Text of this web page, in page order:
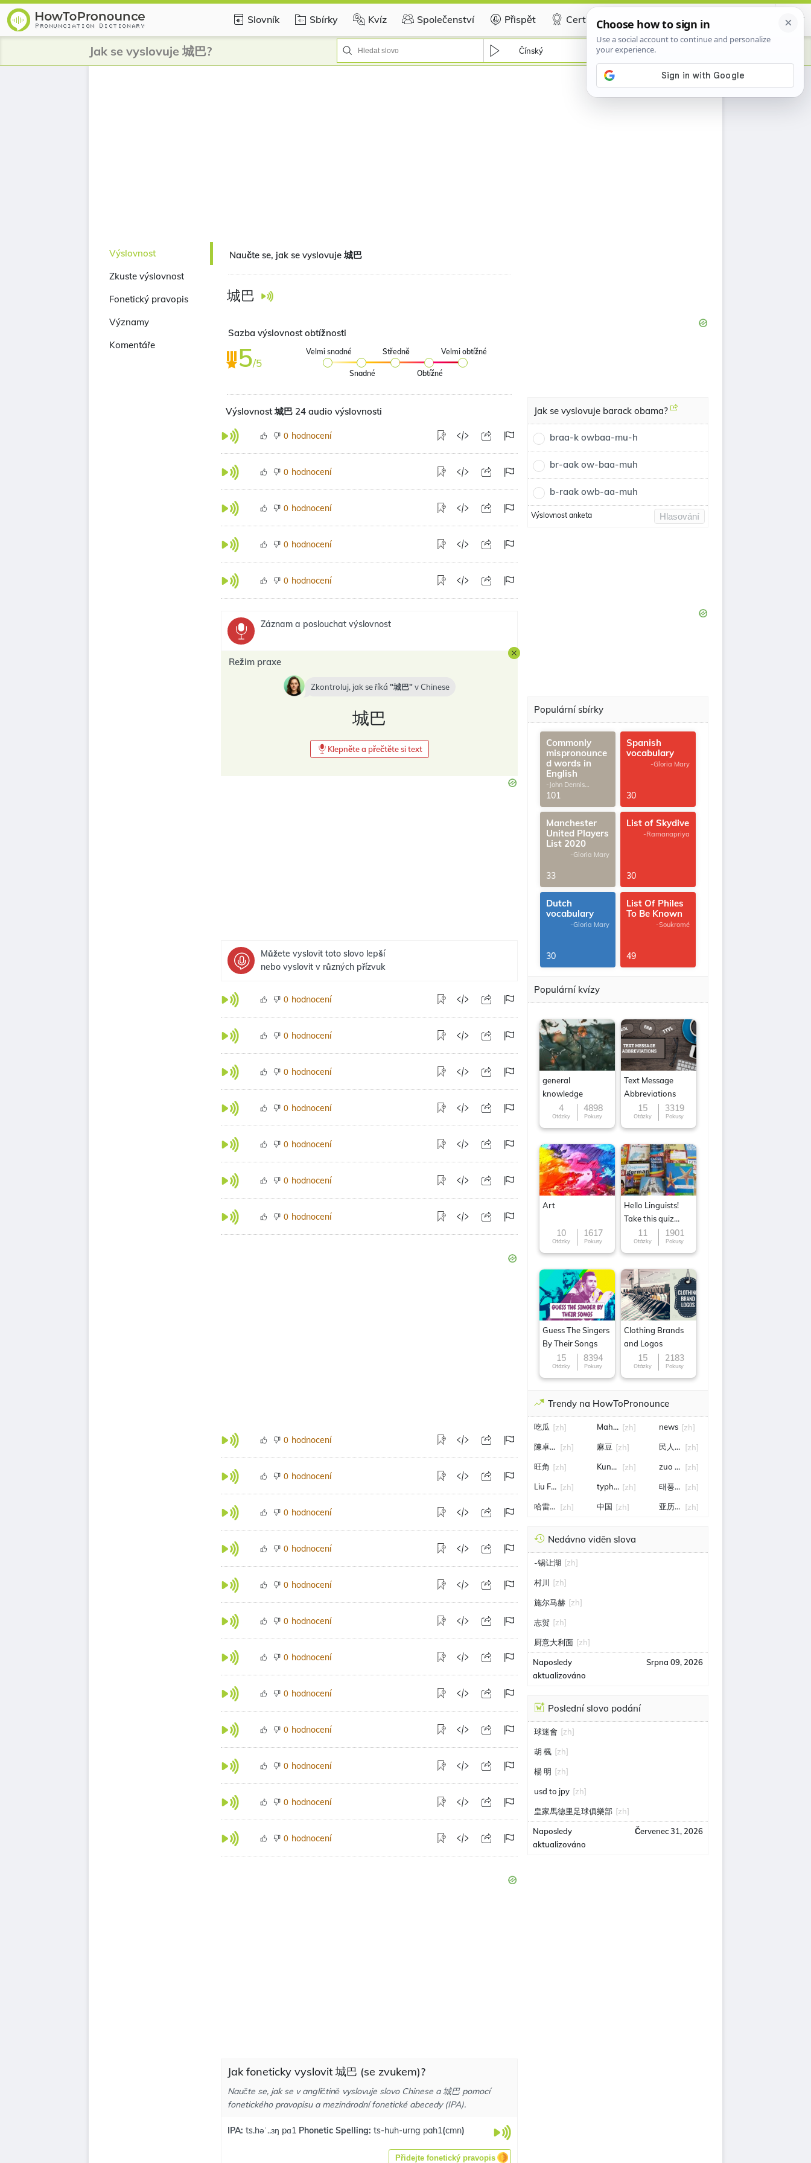
Slovník Sbírky Kvíz Společenství Přispět Certificate
Jak se vyslovuje 城巴? Čínský
Výslovnost
Zkuste výslovnost
Fonetický pravopis
Významy
Komentáře
Naučte se, jak se vyslovuje 城巴
城巴
Sazba výslovnost obtížnosti
5/5
Velmi snadné
Snadné
Středně
Obtížné
Velmi obtížné
Výslovnost 城巴 24 audio výslovnosti
0 hodnocení
0 hodnocení
0 hodnocení
0 hodnocení
0 hodnocení
Záznam a poslouchat výslovnost
Režim praxe
Zkontroluj, jak se říká 城巴 v Chinese
城巴
Klepněte a přečtěte si text
Můžete vyslovit toto slovo lepší
nebo vyslovit v různých přízvuk
0 hodnocení
0 hodnocení
0 hodnocení
0 hodnocení
0 hodnocení
0 hodnocení
0 hodnocení
0 hodnocení
0 hodnocení
0 hodnocení
0 hodnocení
0 hodnocení
0 hodnocení
0 hodnocení
0 hodnocení
0 hodnocení
0 hodnocení
0 hodnocení
0 hodnocení
Jak foneticky vyslovit 城巴 (se zvukem)?
Naučte se, jak se v angličtině vyslovuje slovo Chinese a 城巴 pomocí
fonetického pravopisu a mezinárodní fonetické abecedy (IPA).
IPA: ts.həˈ..ɜŋ pɑ1 Phonetic Spelling: ts-huh-urng pah1(cmn)
Přidejte fonetický pravopis
Jak se vyslovuje barack obama?
braa-k owbaa-mu-h
br-aak ow-baa-muh
b-raak owb-aa-muh
Výslovnost anketa Hlasování
Populární sbírky
Commonly
mispronounce
d words in
English
-John Dennis
G.Thomas
101
Spanish
vocabulary
-Gloria Mary
30
Manchester
United Players
List 2020
-Gloria Mary
33
List of Skydive
-Ramanapriya
30
Dutch
vocabulary
-Gloria Mary
30
List Of Philes
To Be Known
-Soukromé
49
Populární kvízy
general
knowledge
4
Otázky
4898
Pokusy
Text Message
Abbreviations
15
Otázky
3319
Pokusy
Art
10
Otázky
1617
Pokusy
Hello Linguists!
Take this quiz
now!11
Otázky
1901
Pokusy
Guess The Singers
By Their Songs
15
Otázky
8394
Pokusy
Clothing Brands
and Logos
15
Otázky
2183
Pokusy
Trendy na HowToPronounce
吃瓜 [zh]
陳卓賢演唱會
[zh]
旺角 [zh]
Liu Fang[zh]
哈雷奎恩[zh]
MahJong[zh]
麻豆 [zh]
Kung Hei fat Choi
[zh]
typhoon noul (typhoon no.12)
[zh]
中国 [zh]
news [zh]
民人口 [zh]
zuo xia[zh]
태풍 노을[zh]
亚历山大*路德维希
[zh]
Nedávno viděn slova
-锡让湖 [zh]
村川 [zh]
施尔马赫 [zh]
志贺 [zh]
厨意大利面 [zh]
Naposledy
aktualizováno
Srpna 09, 2026
Poslední slovo podání
球迷會 [zh]
胡 楓 [zh]
楊 明 [zh]
usd to jpy [zh]
皇家馬德里足球俱樂部 [zh]
Naposledy
aktualizováno
Červenec 31, 2026